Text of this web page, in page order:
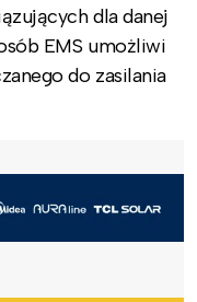
dla danej
EMS umożliwi
do zasilania